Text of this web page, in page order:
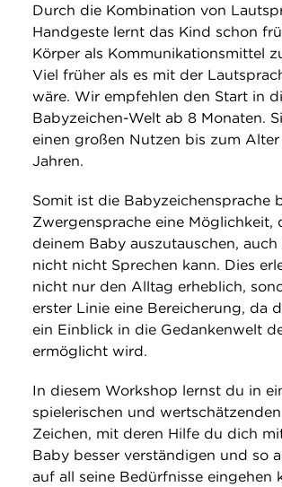
Durch die Kombination von
Handgeste lernt das Kind schon
Körper als Kommunikationsmittel
Viel früher als es mit der
wäre. Wir empfehlen den Start in
Babyzeichen-Welt ab 8 Monaten.
einen großen Nutzen bis zum
Jahren.
Somit ist die Babyzeichensprache
Zwergensprache eine Möglichkeit,
deinem Baby auszutauschen, auch
nicht nicht Sprechen kann. Dies
nicht nur den Alltag erheblich,
erster Linie eine Bereicherung, da
ein Einblick in die Gedankenwelt
ermöglicht wird.
In diesem Workshop lernst du in
spielerischen und
Zeichen, mit deren Hilfe du dich
Baby besser verständigen und so
auf all seine Bedürfnisse eingehen